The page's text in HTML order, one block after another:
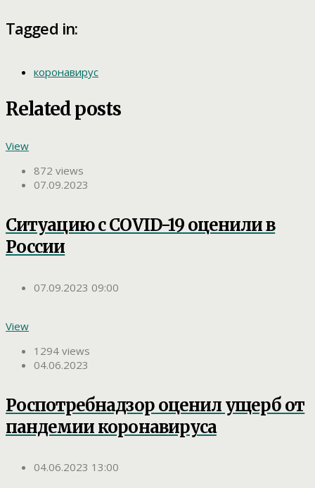
Tagged in:
коронавирус
Related posts
View
872 views
07.09.2023
Ситуацию с COVID-19 оценили в
России
07.09.2023 09:00
View
1294 views
04.06.2023
Роспотребнадзор оценил ущерб от
пандемии коронавируса
04.06.2023 13:00